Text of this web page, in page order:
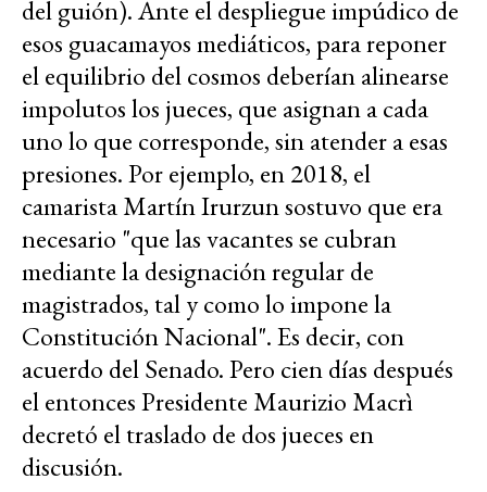
del guión). Ante el despliegue impúdico de
esos guacamayos mediáticos, para reponer
el equilibrio del cosmos deberían alinearse
impolutos los jueces, que asignan a cada
uno lo que corresponde, sin atender a esas
presiones. Por ejemplo, en 2018, el
camarista Martín Irurzun sostuvo que era
necesario "que las vacantes se cubran
mediante la designación regular de
magistrados, tal y como lo impone la
Constitución Nacional". Es decir, con
acuerdo del Senado. Pero cien días después
el entonces Presidente Maurizio Macrì
decretó el traslado de dos jueces en
discusión.